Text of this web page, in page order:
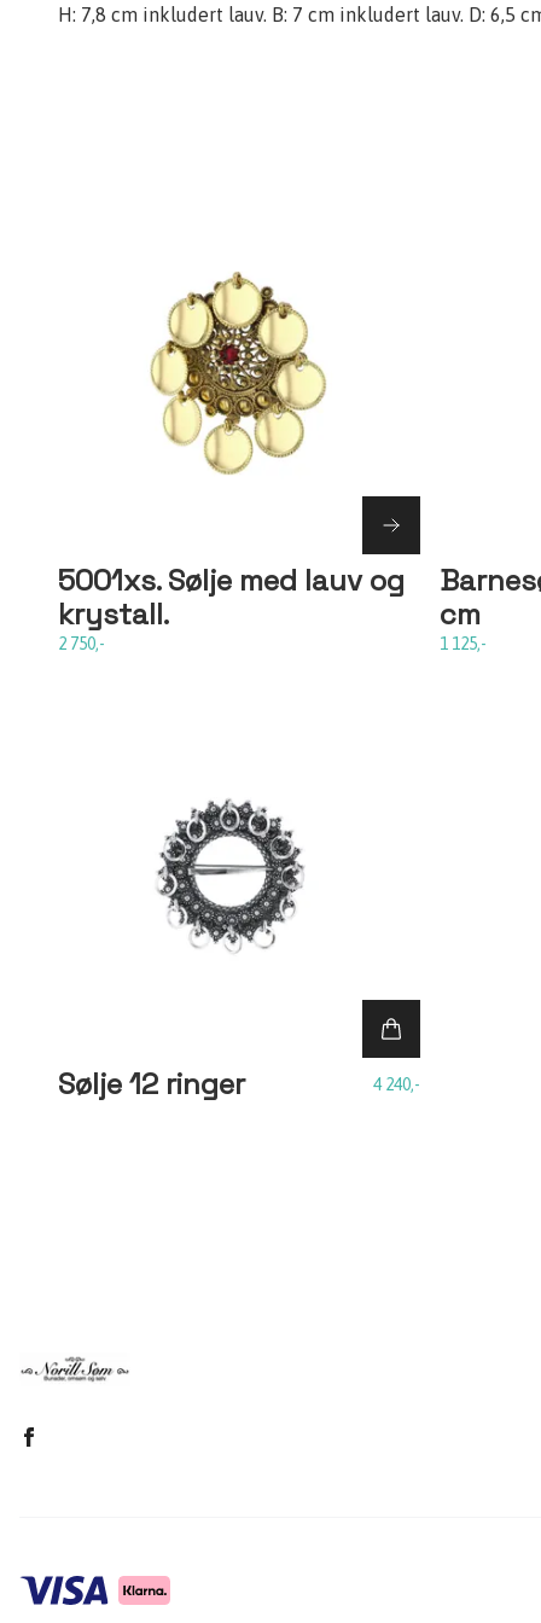
H: 7,8 cm inkludert lauv. B: 7 cm inkludert lauv. D: 6,5
5001xs. Sølje med lauv og
krystall.
2 750,-
cm
1 125,-
Sølje 12 ringer 4 240,-